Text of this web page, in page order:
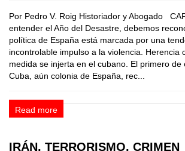
Por Pedro V. Roig Historiador y Abogado
entender el Año del Desastre, debemos
política de España está marcada por una
incontrolable impulso a la violencia. Herencia
medida se injerta en el cubano. El primero de
Cuba, aún colonia de España, rec...
Read more
IRÁN, TERRORISMO, CRIMEN